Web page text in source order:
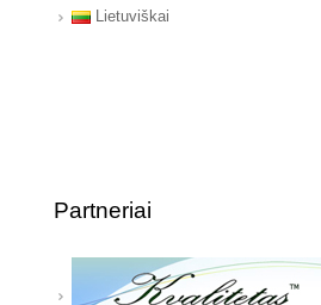
Lietuviškai
Partneriai